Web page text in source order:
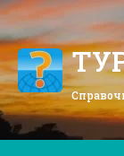
Перейти
к
содержимому